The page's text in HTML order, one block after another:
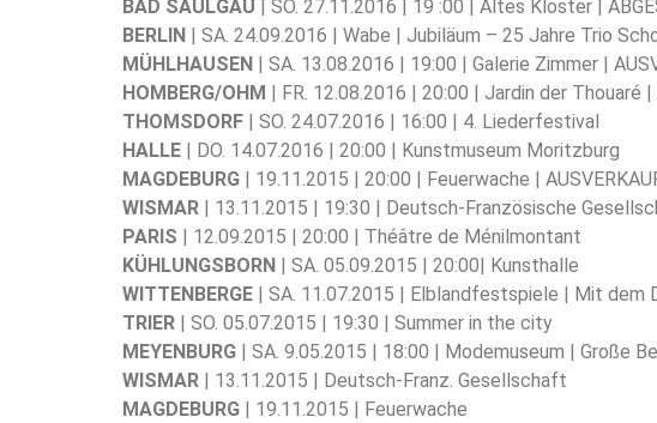
BAD SAULGAU | SO. 27.11.2016 | 19 :00 | Altes Kloster |
BERLIN
| SA. 24.09.2016 | Wabe | Jubiläum – 25 Jahre Trio
MÜHLHAUSEN
| SA. 13.08.2016 | 19:00 | Galerie Zimmer |
HOMBERG/OHM
| FR. 12.08.2016 | 20:00 | Jardin der Thouaré |
THOMSDORF | SO. 24.07.2016 | 16:00 | 4. Liederfestival
HALLE | DO. 14.07.2016 | 20:00 | Kunstmuseum Moritzburg
MAGDEBURG | 19.11.2015 | 20:00 | Feuerwache |
WISMAR | 13.11.2015 | 19:30 | Deutsch-Französische
PARIS | 12.09.2015 | 20:00 | Théâtre de Ménilmontant
KÜHLUNGSBORN
| SA. 05.09.2015 | 20:00| Kunsthalle
WITTENBERGE | SA. 11.07.2015 | Elblandfestspiele | Mit
TRIER | SO. 05.07.2015 | 19:30 | Summer in the city
MEYENBURG | SA. 9.05.2015 | 18:00 | Modemuseum | Große
WISMAR | 13.11.2015 | Deutsch-Franz. Gesellschaft
MAGDEBURG | 19.11.2015 | Feuerwache